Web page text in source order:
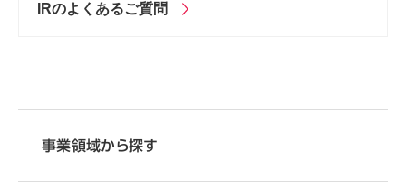
IRのよくあるご質問
事業領域から探す